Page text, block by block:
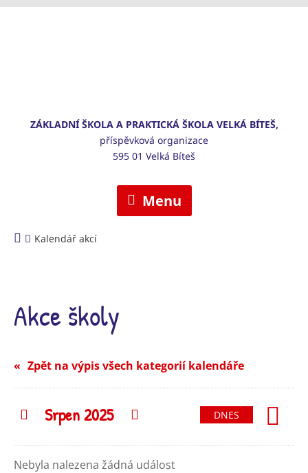
ZÁKLADNÍ ŠKOLA A PRAKTICKÁ ŠKOLA VELKÁ BÍTEŠ,
příspěvková organizace
595 01 Velká Bíteš
Menu
Kalendář akcí
Akce školy
Zpět na výpis všech kategorií kalendáře
Předchozí
Srpen 2025 DNES
Nebyla nalezena žádná událost